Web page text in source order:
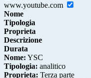
www.youtube.com
Nome
Tipologia
Proprieta
Descrizione
Durata
Nome: YSC
Tipologia: analitico
Proprieta: Terza parte